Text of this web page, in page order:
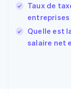
Taux de
entreprises
Quelle est
salaire net
Gibraltar
English
Grèce
English
Hongrie